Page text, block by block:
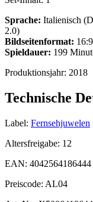
Sprache: Italienisch
2.0)
Bildseitenformat:
Spieldauer: 199
Produktionsjahr: 2018
Technische
Label: Fernsehjuwelen
Altersfreigabe: 12
EAN: 4042564186444
Preiscode: AL04